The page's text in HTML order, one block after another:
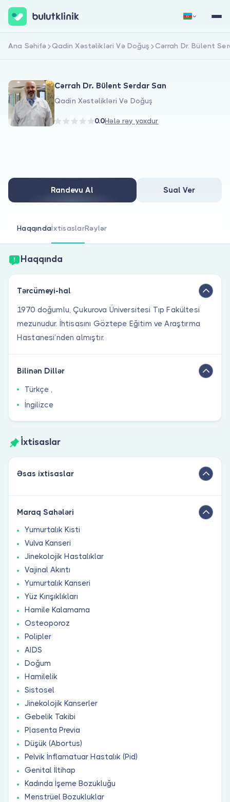
Həkimlər üçün
Həkim siniz?
Qeydiyyat Daxil Ol
Ana Səhifə Qadin Xəstəlikləri Və Doğuş Cərrah Dr. Bülent
Cərrah Dr. Bülent Serdar San
Qadin Xəstəlikləri Və Doğuş
0.0Hələ rəy yoxdur
Randevu Al Sual Ver
HaqqındaİxtisaslarRəylər
Haqqında
Tərcümeyi-hal
1970 doğumlu, Çukurova Üniversitesi Tıp Fakültesi
mezunudur. İhtisasını Göztepe Eğitim ve Araştırma
Hastanesi’nden almıştır.
Bilinən Dillər
Türkçe ,
İngilizce
İxtisaslar
Əsas ixtisaslar
Maraq Sahələri
Yumurtalık Kisti
Vulva Kanseri
Jinekolojik Hastalıklar
Vajinal Akıntı
Yumurtalık Kanseri
Yüz Kırışıklıkları
Hamile Kalamama
Osteoporoz
Polipler
AIDS
Doğum
Hamilelik
Sistosel
Jinekolojik Kanserler
Gebelik Takibi
Plasenta Previa
Düşük (Abortus)
Pelvik İnflamatuar Hastalık (Pid)
Genital İltihap
Kadında İşeme Bozukluğu
Menstrüel Bozukluklar